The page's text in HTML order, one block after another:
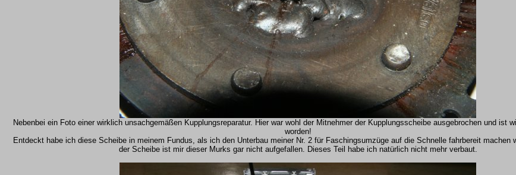
Nebenbei ein Foto einer wirklich unsachgemäßen Kupplungsreparatur. Hier war wohl der Mitnehmer der Kupplungsscheibe ausgebrochen und ist
worden!
Entdeckt habe ich diese Scheibe in meinem Fundus, als ich den Unterbau meiner Nr. 2 für Faschingsumzüge auf die Schnelle fahrbereit machen
der Scheibe ist mir dieser Murks gar nicht aufgefallen. Dieses Teil habe ich natürlich nicht mehr verbaut.